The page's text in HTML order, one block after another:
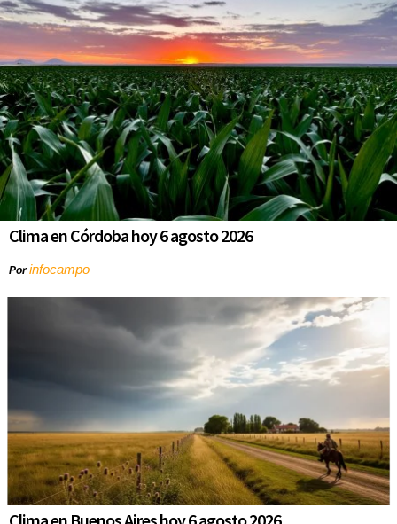
Clima en Córdoba hoy 6 agosto 2026
Porinfocampo